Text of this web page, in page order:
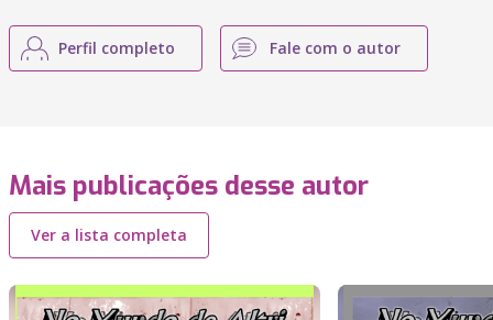
Perfil completo Fale com o autor
Mais publicações desse autor
Ver a lista completa